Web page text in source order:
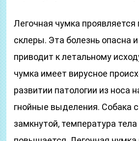
Легочная чумка
склеры. Эта болезнь опасна
приводит к летальному
чумка имеет вирусное
развитии патологии из носа
гнойные выделения. Собака
замкнутой, температура тела